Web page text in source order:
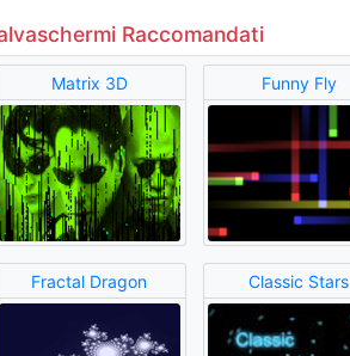
Raccomandati
Matrix 3D Funny Fly
Fractal Dragon Classic Stars